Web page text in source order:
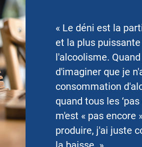
« Le déni est la
et la plus
l'alcoolisme.
d'imaginer que je
consommation
quand tous les
m'est « pas encore
produire, j'ai juste